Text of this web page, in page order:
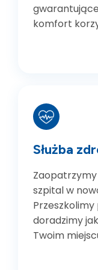
komfort
Służba
szpital w
doradzimy
Twoim